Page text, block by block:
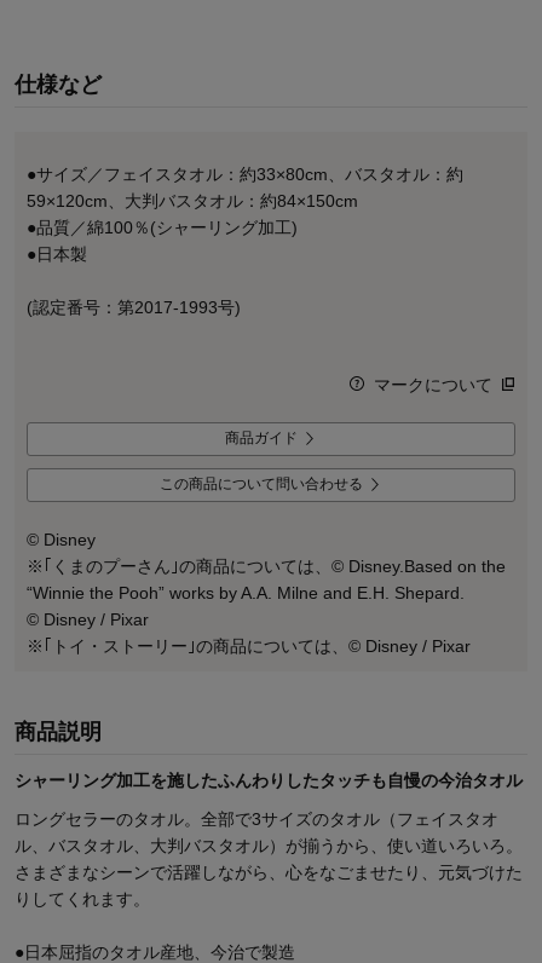
仕様など
●サイズ／フェイスタオル：約33×80cm、バスタオル：約
59×120cm、大判バスタオル：約84×150cm
●品質／綿100％(シャーリング加工)
●日本製
(認定番号：第2017-1993号)
マークについて
商品ガイド
この商品について問い合わせる
© Disney
※｢くまのプーさん｣の商品については、© Disney.Based on the
“Winnie the Pooh” works by A.A. Milne and E.H. Shepard.
© Disney / Pixar
※｢トイ・ストーリー｣の商品については、© Disney / Pixar
商品説明
シャーリング加工を施したふんわりしたタッチも自慢の今治タオル
ロングセラーのタオル。全部で3サイズのタオル（フェイスタオ
ル、バスタオル、大判バスタオル）が揃うから、使い道いろいろ。
さまざまなシーンで活躍しながら、心をなごませたり、元気づけた
りしてくれます。
●日本屈指のタオル産地、今治で製造